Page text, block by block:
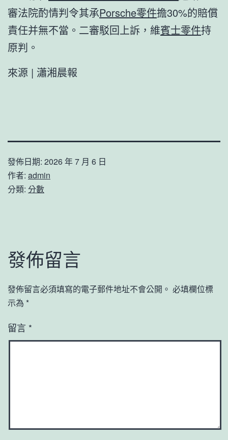
審法院酌情判令其承Porsche零件擔30%的賠償
責任并無不當。二審駁回上訴，維賓士零件持
原判。
來源 | 瀟湘晨報
發佈日期: 2026 年 7 月 6 日
作者: admin
分類: 分數
發佈留言
發佈留言必須填寫的電子郵件地址不會公開。 必填欄位標
示為 *
留言 *